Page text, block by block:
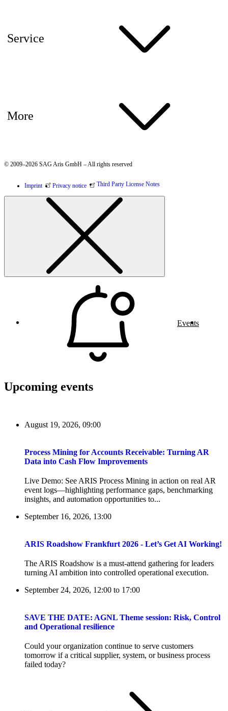
Service
More
© 2009–2026 SAG Aris GmbH – All rights reserved
Imprint Privacy notice Third Party License Notes
Events
Upcoming events
August 19, 2026, 09:00
Process Mining for Accounts Receivable: Turning AR
Data into Cash Flow Improvements
Live Demo: See ARIS Process Mining in action on real AR
event logs—highlighting performance gaps, benchmarking
insights, and automation opportunities to...
September 16, 2026, 13:00
ARIS Roadshow Frankfurt 2026 - Let’s Get AI Working!
The ARIS Roadshow is a must-attend gathering for leaders
turning AI ambition into controlled operational execution.
September 24, 2026, 12:00 to 17:00
SAVE THE DATE: AGNL Theme session: Risk, Control
and Operational resilience
Could your organization continue to serve customers
tomorrow if a critical supplier, system, or business process
failed today?